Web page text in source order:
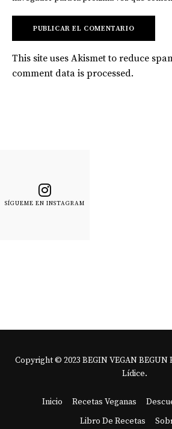
This site uses Akismet to reduce
comment data is processed.
SÍGUEME EN INSTAGRAM
Inicio Recetas Veganas
Libro De Recetas
Copyright © 2023 BEGIN VEGAN BEGUN
Lídice.